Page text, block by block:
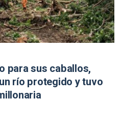
para sus caballos,
río protegido y tuvo